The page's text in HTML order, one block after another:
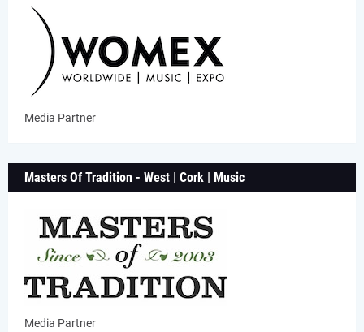
Media Partner
Masters Of Tradition - West | Cork | Music
Media Partner